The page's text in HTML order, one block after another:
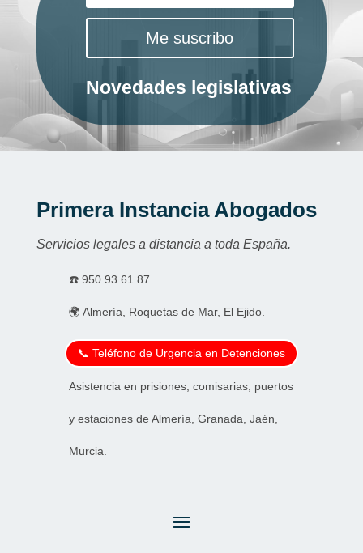
Novedades legislativas
Me suscribo
Primera Instancia Abogados
Servicios legales a distancia a toda España.
☎️ 950 93 61 87
🌍 Almería, Roquetas de Mar, El Ejido.
📞 Teléfono de Urgencia en Detenciones
Asistencia en prisiones, comisarias, puertos
y estaciones de Almería, Granada, Jaén,
Murcia.